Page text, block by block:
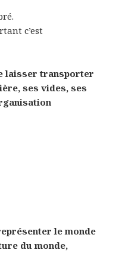
c’est
laisser transporter
ses vides, ses
le monde
du monde,